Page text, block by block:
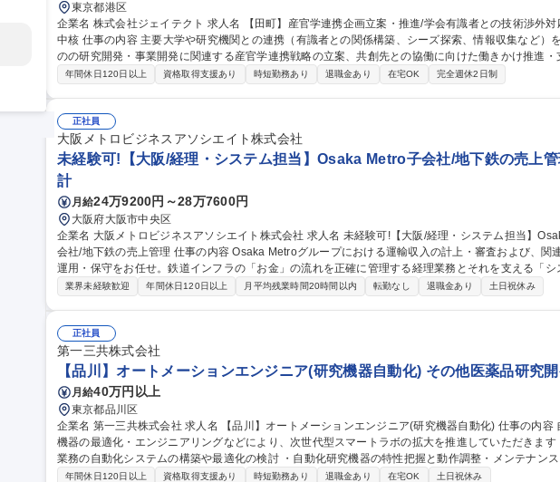
東京都港区
企業名 株式会社ジェイテクト 求人名 【田町】産官学連携企画立案・推進/学会有識者との技術渉外対応/トヨタG
中核 仕事の内容 主要大学や研究機関との連携（有識者との関係構築、シーズ探索、情報収集など）を通じ、弊社
のの研究開発・事業開発に関連する産官学連携戦略の立案、共創先との協働に向けた働きかけ推進・
せします。 社外との幅広い交流を通じてニーズとシーズのマッチングを図り社会課題の解決や未来の社会に対す
学会有識者との技術渉外対応/トヨタG中核
年間休日120日以上 資格取得支援あり 時短勤務あり 退職金あり 在宅OK 完全週休2日制
正社員
大阪メトロビジネスアソシエイト株式会社
未経験可!【大阪/経理・システム担当】Osaka Metro子会社/地下鉄の売上
計
月給24万9200円～28万7600円
大阪府大阪市中央区
企業名 大阪メトロビジネスアソシエイト株式会社 求人名 未経験可!【大阪/経理・システム担当】Osaka Metro子
会社/地下鉄の売上管理 仕事の内容 Osaka Metroグループにおける運輸収入の計上・審査および、関連システムの
運用・保守をお任せ。鉄道インフラの「お金」の流れを正確に管理する経理業務とそれを支える「シ
安定稼働を担うポジションです 【経理(50%)：駅売上の審査・管理】■駅における売上データと現金の照合・管理
用保守(50%)】■経理システムのユーザーサポート（社内や駅からの問い合わせ対応）■システムベン
整・橋渡し業務■システム改修時の要件定義サポート（タッチ決済・QRコード等の最新技術対応■シ
契約業務管理 募集職種 未経験可!【大阪/経理・システム担当】Osaka Metro子会社/地下鉄の売上管理
業界未経験歓迎 年間休日120日以上 月平均残業時間20時間以内 転勤なし 退職金あり 土日祝休み
正社員
第一三共株式会社
【品川】オートメーションエンジニア(研究機器自動化) その他医薬品研究
月給40万円以上
東京都品川区
企業名 第一三共株式会社 求人名 【品川】オートメーションエンジニア(研究機器自動化) 仕事の内容 自動化研究
機器の最適化・エンジニアリングなどにより、次世代型スマートラボの拡大を推進していただきます ・創薬研究
業務の自動化システムの構築や最適化の検討 ・自動化研究機器の特性把握と動作調整・メンテナン
連技術の調査および導入の検討 創薬研究領域のデジタル変革として実験の自動化とデータ収集のリア
年間休日120日以上 資格取得支援あり 時短勤務あり 退職金あり 在宅OK 土日祝休み